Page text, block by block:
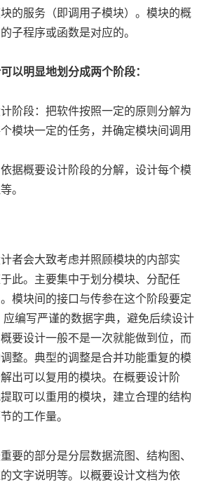
的服务（即调用子模块）。模块的概
子程序或函数是对应的。
以明显地划分成两个阶段：
阶段：把软件按照一定的原则分解为
模块一定的任务，并确定模块间调用
据概要设计阶段的分解，设计每个模
。
者会大致考虑并照顾模块的内部实
此。主要集中于划分模块、分配任
模块间的接口与传参在这个阶段要定
编写严谨的数据字典，避免后续设计
要设计一般不是一次就能做到位，而
整。典型的调整是合并功能重复的模
出可以复用的模块。在概要设计阶
取可以重用的模块，建立合理的结构
的工作量。
要的部分是分层数据流图、结构图、
文字说明等。以概要设计文档为依